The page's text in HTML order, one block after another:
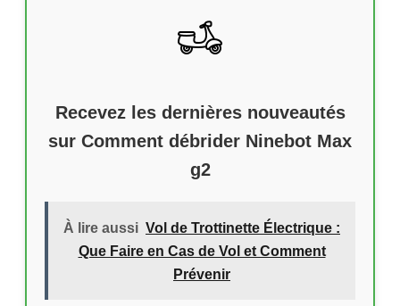
Recevez les dernières nouveautés
sur Comment débrider Ninebot Max
g2
À lire aussi Vol de Trottinette Électrique :
Que Faire en Cas de Vol et Comment
Prévenir